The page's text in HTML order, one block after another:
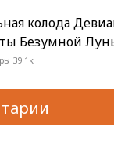
колода
Безумной
39.1k